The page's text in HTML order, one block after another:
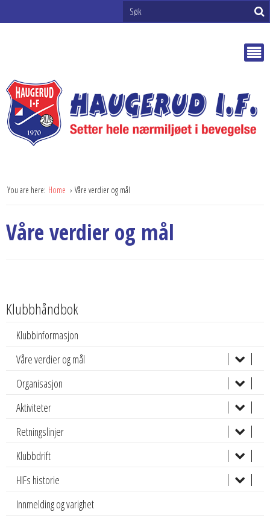
You are here: Home Våre verdier og mål
Våre verdier og mål
Klubbhåndbok
Klubbinformasjon
Våre verdier og mål
Organisasjon
Aktiviteter
Retningslinjer
Klubbdrift
HIFs historie
Innmelding og varighet